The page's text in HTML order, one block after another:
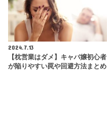
2024.7.13
【枕営業はダメ】キャバ嬢初心者
が陥りやすい罠や回避方法まとめ